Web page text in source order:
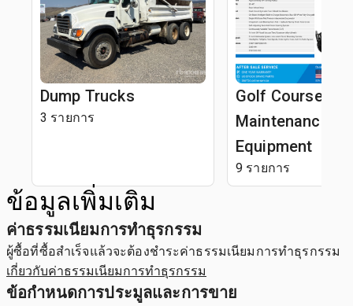
Dump Trucks
3 รายการ
Golf Course
Maintenance
Equipment
9 รายการ
ข้อมูลเพิ่มเติม
ค่าธรรมเนียมการทำธุรกรรม
ผู้ซื้อที่ซื้อสำเร็จแล้วจะต้องชำระค่าธรรมเนียมการทำธุรกรรม
เกี่ยวกับค่าธรรมเนียมการทำธุรกรรม
ข้อกำหนดการประมูลและการขาย